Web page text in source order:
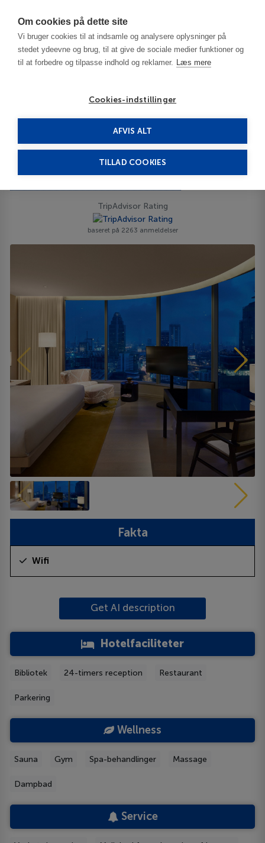
Om cookies på dette site
Vi bruger cookies til at indsamle og analysere oplysninger på
stedet ydeevne og brug, til at give de sociale medier funktioner og
til at forbedre og tilpasse indhold og reklamer. Læs mere
Cookies-indstillinger
AFVIS ALT
TILLAD COOKIES
Bangkok Park Hyatt Bangkok 5*****
Park Hyatt Bangkok
TripAdvisor Rating
baseret på 2263 anmeldelser
Fakta
Wifi
Get AI description
Hotelfaciliteter
Bibliotek 24-timers reception Restaurant
Parkering
Wellness
Sauna Gym Spa-behandlinger Massage
Dampbad
Service